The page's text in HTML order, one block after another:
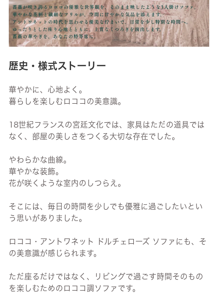
歴史・様式ストーリー
華やかに、心地よく。
暮らしを楽しむロココの美意識。
18世紀フランスの宮廷文化では、家具はただの道具では
なく、部屋の美しさをつくる大切な存在でした。
やわらかな曲線。
華やかな装飾。
花が咲くような室内のしつらえ。
そこには、毎日の時間を少しでも優雅に過ごしたいとい
う思いがありました。
ロココ・アントワネット ドルチェローズ ソファにも、そ
の美意識が感じられます。
ただ座るだけではなく、リビングで過ごす時間そのもの
を楽しむためのロココ調ソファです。